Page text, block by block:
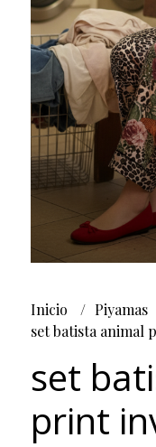
Inicio Piyamas
set batista animal
set
print